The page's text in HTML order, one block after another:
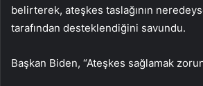
belirterek, ateşkes taslağının
tarafından desteklendiğini savundu.
Başkan Biden, “Ateşkes sağlamak